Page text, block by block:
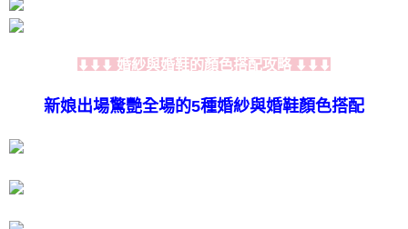
３．未成年的使用者請事先徵得法定代理人或監護人之同意方可使用
「AFTEE先享後付」，若未經同意申辦者引起之損失，本公司不負相關責
４．使用「AFTEE先享後付」時，將依據個別帳號之用戶狀況，依本公司即
時審查核予不同之上限額度；若仍有額度不足之情形，本公司將視審查結果
５．嚴禁一人註冊多個帳號或使用他人資訊註冊。若發現惡意使用之情形，
⬇⬇⬇ 婚紗與婚鞋的顏色搭配攻略 ⬇⬇⬇
新娘出場驚艷全場的5種婚紗與婚鞋顏色搭配